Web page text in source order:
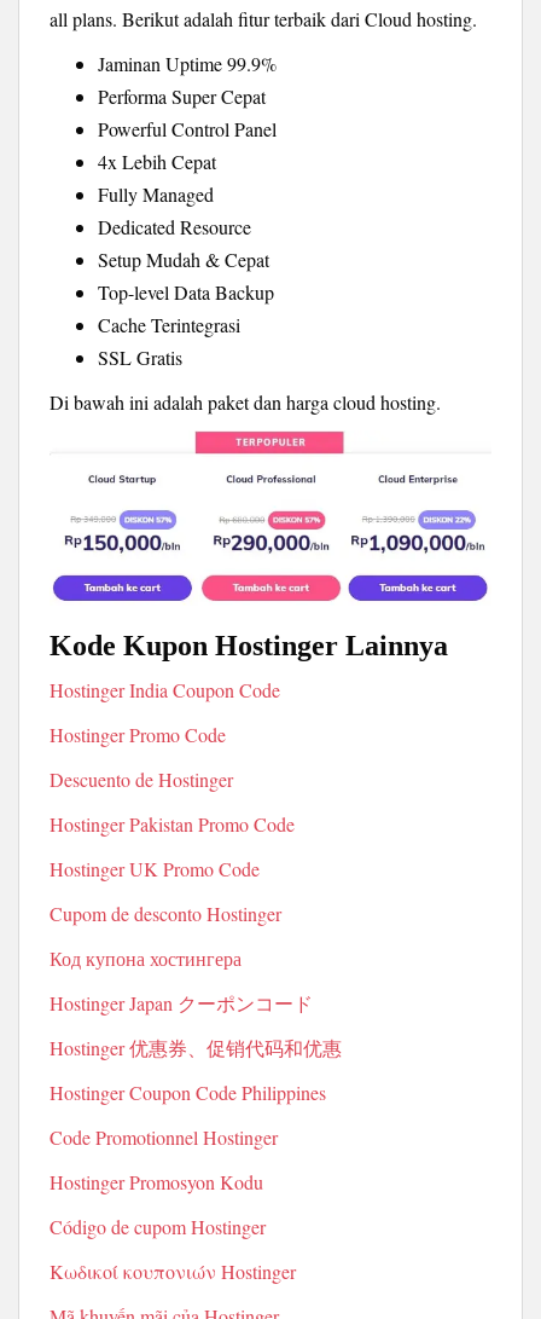
all plans. Berikut adalah fitur terbaik dari Cloud hosting.
Jaminan Uptime 99.9%
Performa Super Cepat
Powerful Control Panel
4x Lebih Cepat
Fully Managed
Dedicated Resource
Setup Mudah & Cepat
Top-level Data Backup
Cache Terintegrasi
SSL Gratis
Di bawah ini adalah paket dan harga cloud hosting.
Kode Kupon Hostinger Lainnya
Hostinger India Coupon Code
Hostinger Promo Code
Descuento de Hostinger
Hostinger Pakistan Promo Code
Hostinger UK Promo Code
Cupom de desconto Hostinger
Код купона хостингера
Hostinger Japan クーポンコード
Hostinger 优惠券、促销代码和优惠
Hostinger Coupon Code Philippines
Code Promotionnel Hostinger
Hostinger Promosyon Kodu
Código de cupom Hostinger
Κωδικοί κουπονιών Hostinger